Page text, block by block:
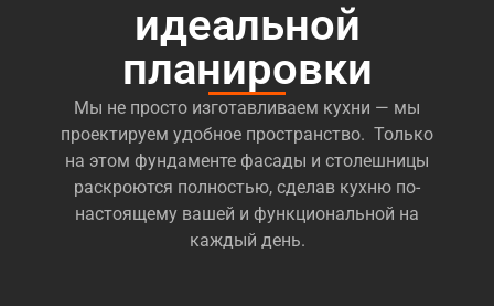
идеальной
планировки
Мы не просто изготавливаем кухни — мы
проектируем удобное пространство. Только
на этом фундаменте фасады и столешницы
раскроются полностью, сделав кухню по-
настоящему вашей и функциональной на
каждый день.